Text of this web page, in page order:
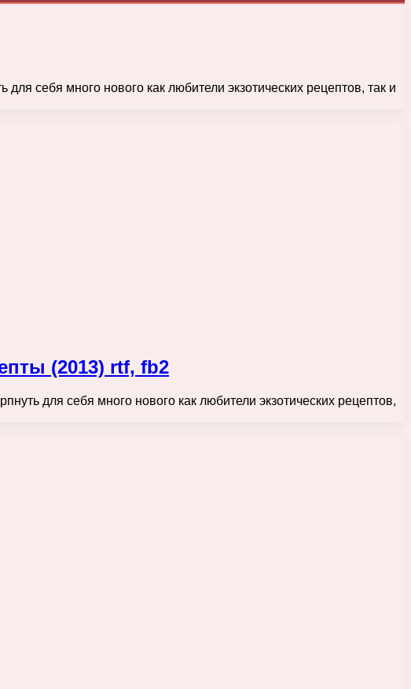
себя много нового как любители экзотических рецептов, так и
(2013) rtf, fb2
для себя много нового как любители экзотических рецептов,